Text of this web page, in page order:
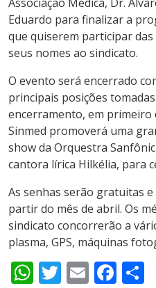
Eduardo para finalizar a
que quiserem participar
seus nomes ao sindicato.
O evento será encerrado
principais posições
encerramento, em primeiro
Sinmed promoverá uma
show da Orquestra
cantora lírica Hilkélia, para
As senhas serão gratuitas
partir do mês de abril. Os
sindicato concorrerão a
plasma, GPS, máquinas
WhatsApp
Twitter
Email